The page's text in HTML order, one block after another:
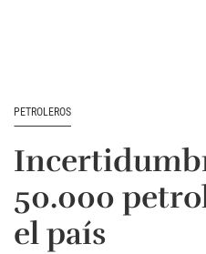
PETROLEROS
50.000
el país